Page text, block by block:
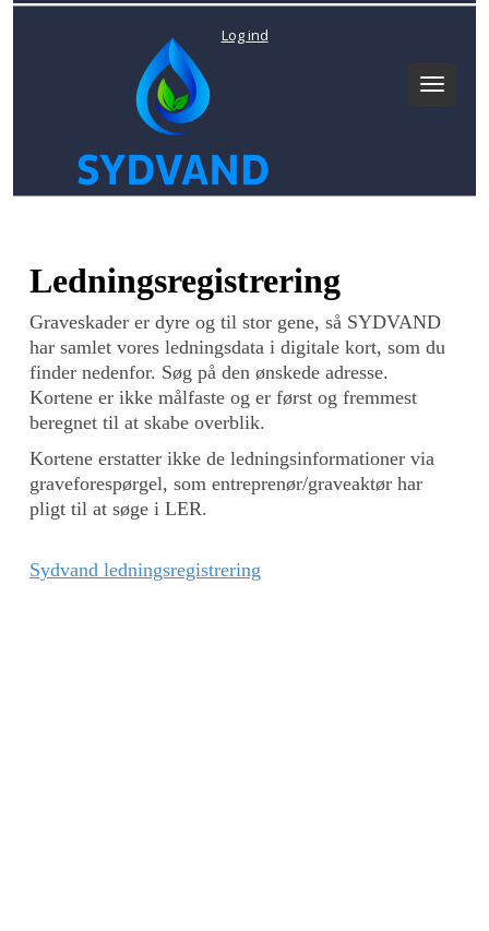
Log ind
Toggle
Ledningsregistrering
Graveskader er dyre og til stor gene, så SYDVAND
har samlet vores ledningsdata i digitale kort, som du
finder nedenfor. Søg på den ønskede adresse.
Kortene er ikke målfaste og er først og fremmest
beregnet til at skabe overblik.
Kortene erstatter ikke de ledningsinformationer via
graveforespørgel, som entreprenør/graveaktør har
pligt til at søge i LER.
Sydvand ledningsregistrering